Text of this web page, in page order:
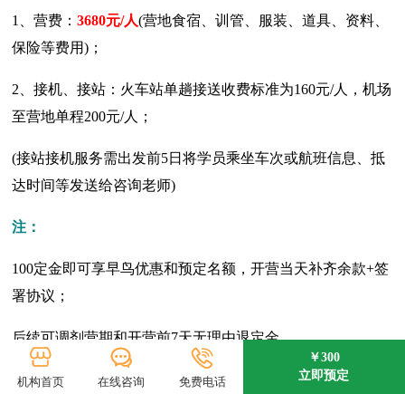
1、营费：3680元/人(营地食宿、训管、服装、道具、资料、
保险等费用)；
2、接机、接站：火车站单趟接送收费标准为160元/人，机场
至营地单程200元/人；
(接站接机服务需出发前5日将学员乘坐车次或航班信息、抵
达时间等发送给咨询老师)
注：
100定金即可享早鸟优惠和预定名额，开营当天补齐余款+签
署协议；
后续可调剂营期和开营前7天无理由退定金。
招募信息
机构首页 在线咨询 免费电话
￥300
立即预定